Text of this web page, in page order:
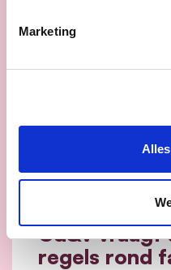
Marketing
Cd&v vraagt
regels rond